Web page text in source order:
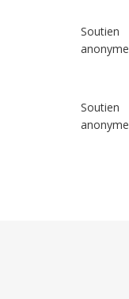
Soutien
anonyme
Soutien
anonyme